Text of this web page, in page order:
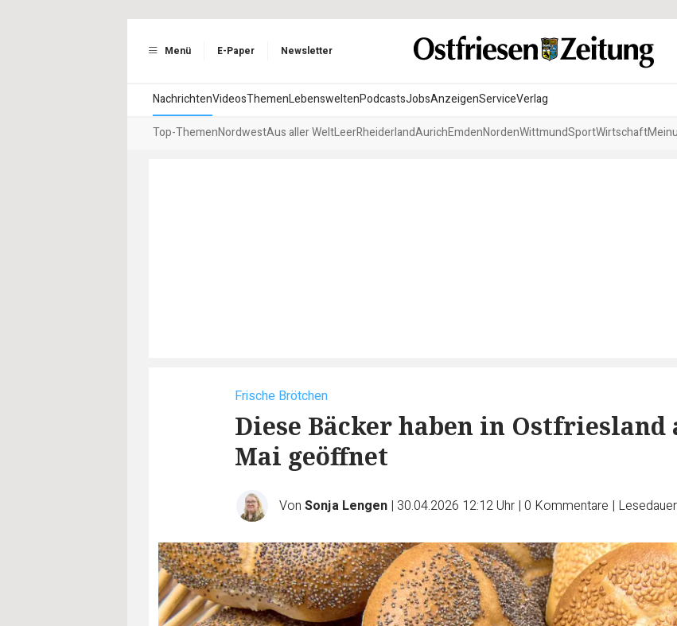
Menü E-Paper Newsletter
NachrichtenVideosThemenLebensweltenPodcastsJobsAnzeigenServiceVerlag
Top-ThemenNordwestAus aller WeltLeerRheiderlandAurichEmdenNordenWittmundSportWirtschaft
Frische Brötchen
Diese Bäcker haben in Ostfriesland
Mai geöffnet
Von Sonja Lengen | 30.04.2026 12:12 Uhr | 0 Kommentare |